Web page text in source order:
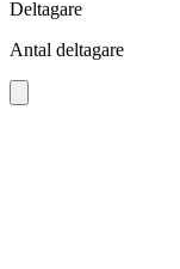
Deltagare
Antal deltagare